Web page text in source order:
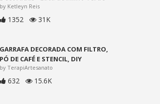
by Ketleyn Reis
1352 31K
GARRAFA DECORADA COM FILTRO,
PÓ DE CAFÉ E STENCIL, DIY
by TerapiArtesanato
632 15.6K